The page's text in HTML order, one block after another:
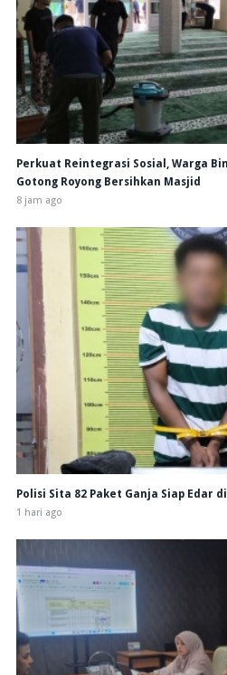
Perkuat Reintegrasi Sosial, Warga
Gotong Royong Bersihkan Masjid
8 jam ago
Polisi Sita 82 Paket Ganja Siap Edar
1 hari ago